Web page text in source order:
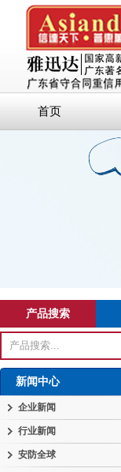
首页
产品搜索
新闻中心
企业新闻
行业新闻
安防全球